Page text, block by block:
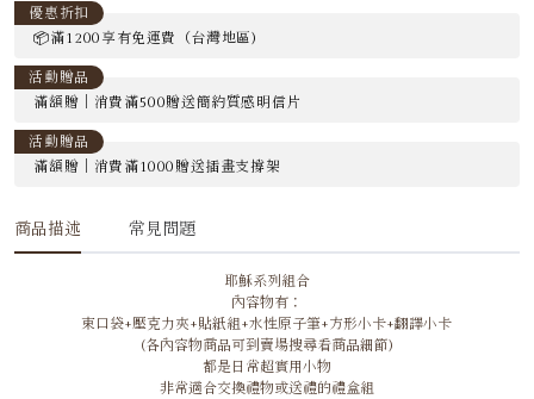
優惠折扣
📦滿1200享有免運費（台灣地區)
活動贈品
滿額贈｜消費滿500贈送簡約質感明信片
活動贈品
滿額贈｜消費滿1000贈送插畫支撐架
商品描述 常見問題
耶穌系列組合
內容物有：
束口袋+壓克力夾+貼紙組+水性原子筆+方形小卡+翻譯小卡
(各內容物商品可到賣場搜尋看商品細節)
都是日常超實用小物
非常適合交換禮物或送禮的禮盒組